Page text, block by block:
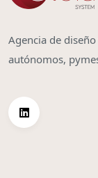
Agencia de
autónomos,